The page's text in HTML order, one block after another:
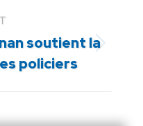
soutient la
policiers